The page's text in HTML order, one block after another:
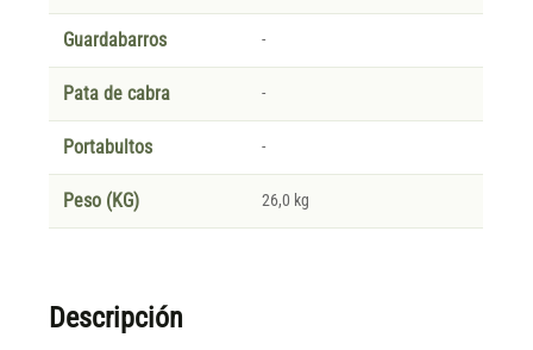
Guardabarros -
Pata de cabra -
Portabultos -
Peso (KG) 26,0 kg
Descripción